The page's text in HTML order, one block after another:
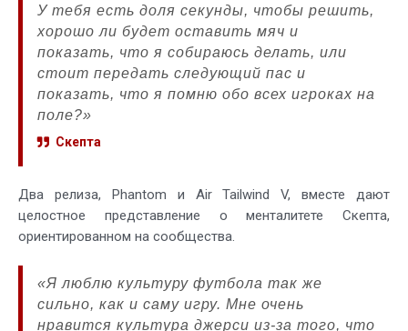
У тебя есть доля секунды, чтобы решить,
хорошо ли будет оставить мяч и
показать, что я собираюсь делать, или
стоит передать следующий пас и
показать, что я помню обо всех игроках на
поле?»
Скепта
Два релиза, Phantom и Air Tailwind V, вместе дают
целостное представление о менталитете Скепта,
ориентированном на сообщества.
«Я люблю культуру футбола так же
сильно, как и саму игру. Мне очень
нравится культура джерси из-за того, что